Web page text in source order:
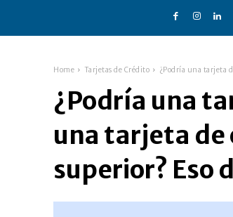
Home Tarjetas de Crédito ¿Podría una tarjeta
¿Podría una
una tarjeta de
superior? Eso